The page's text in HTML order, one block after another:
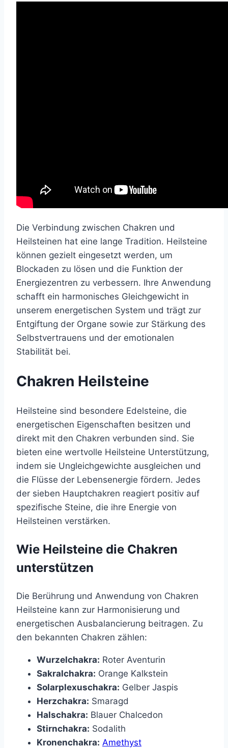
Die Verbindung zwischen Chakren und
Heilsteinen hat eine lange Tradition. Heilsteine
können gezielt eingesetzt werden, um
Blockaden zu lösen und die Funktion der
Energiezentren zu verbessern. Ihre Anwendung
schafft ein harmonisches Gleichgewicht in
unserem energetischen System und trägt zur
Entgiftung der Organe sowie zur Stärkung des
Selbstvertrauens und der emotionalen
Stabilität bei.
Chakren Heilsteine
Heilsteine sind besondere Edelsteine, die
energetischen Eigenschaften besitzen und
direkt mit den Chakren verbunden sind. Sie
bieten eine wertvolle Heilsteine Unterstützung,
indem sie Ungleichgewichte ausgleichen und
die Flüsse der Lebensenergie fördern. Jedes
der sieben Hauptchakren reagiert positiv auf
spezifische Steine, die ihre Energie von
Heilsteinen verstärken.
Wie Heilsteine die Chakren
unterstützen
Die Berührung und Anwendung von Chakren
Heilsteine kann zur Harmonisierung und
energetischen Ausbalancierung beitragen. Zu
den bekannten Chakren zählen:
Wurzelchakra: Roter Aventurin
Sakralchakra: Orange Kalkstein
Solarplexuschakra: Gelber Jaspis
Herzchakra: Smaragd
Halschakra: Blauer Chalcedon
Stirnchakra: Sodalith
Kronenchakra: Amethyst